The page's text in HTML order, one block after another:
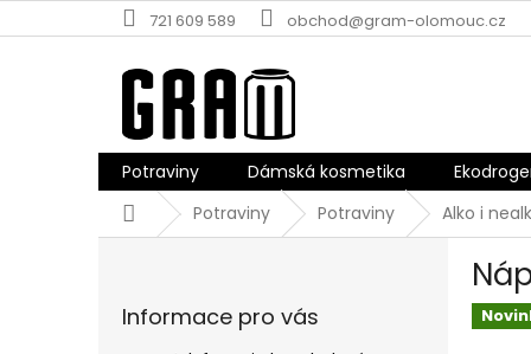
na
721 609 589 obchod@gram-olomouc.cz
Potraviny Dámská kosmetika
DomůPotraviny Potraviny Alko i
Informace pro vás